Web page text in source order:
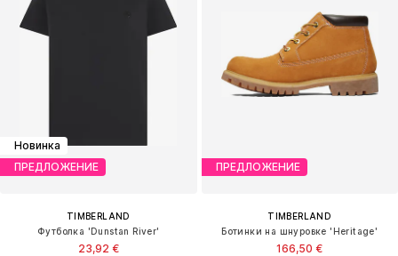
Новинка
ПРЕДЛОЖЕНИЕ
TIMBERLAND
Футболка 'Dunstan River'
23,92 €
ПРЕДЛОЖЕНИЕ
TIMBERLAND
Ботинки на шнуровке 'Heritage'
166,50 €